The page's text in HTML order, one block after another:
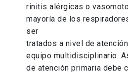
rinitis alérgicas o
mayoría de los
ser
tratados a nivel de
equipo multidisciplinario.
de atención primaria debe